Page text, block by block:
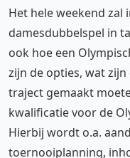
Het hele weekend zal
damesdubbelspel in
ook hoe een
zijn de opties, wat
traject gemaakt
kwalificatie voor de
Hierbij wordt o.a.
toernooiplanning,